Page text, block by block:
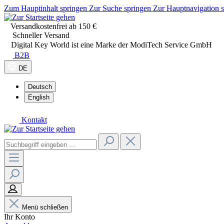
Zum Hauptinhalt springen Zur Suche springen Zur Hauptnavigation
Versandkostenfrei ab 150 €
Schneller Versand
Digital Key World ist eine Marke der ModiTech Service GmbH
B2B
DE
Deutsch
English
Kontakt
Menü schließen
Ihr Konto